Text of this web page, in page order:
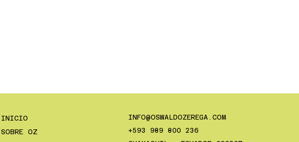
INICIO
SOBRE OZ
INFO@OSWALDOZEREGA.COM
+593 989 800 236